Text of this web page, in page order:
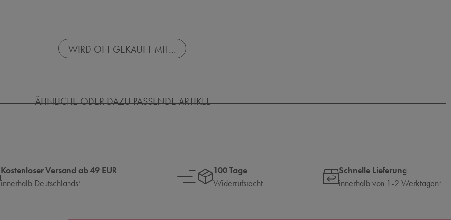
WIRD OFT GEKAUFT MIT...
ÄHNLICHE ODER DAZU PASSENDE ARTIKEL
Kostenloser Versand ab 49 EUR
innerhalb Deutschlands*
100 Tage
Widerrufsrecht
Schnelle Lieferung
innerhalb von 1-2 Werktagen*